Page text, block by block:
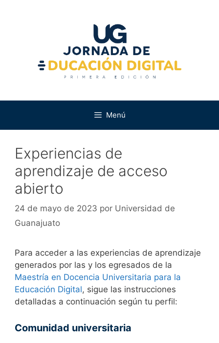
Menú
Experiencias de
aprendizaje de acceso
abierto
24 de mayo de 2023 por Universidad de
Guanajuato
Para acceder a las experiencias de aprendizaje
generados por las y los egresados de la
Maestría en Docencia Universitaria para la
Educación Digital, sigue las instrucciones
detalladas a continuación según tu perfil:
Comunidad universitaria